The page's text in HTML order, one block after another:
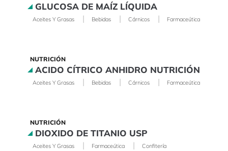
GLUCOSA DE MAÍZ LÍQUIDA
Aceites Y Grasas | Bebidas | Cárnicos | Farmaceútica
NUTRICIÓN
ACIDO CÍTRICO ANHIDRO NUTRICIÓN
Aceites Y Grasas | Bebidas | Cárnicos | Farmaceútica
NUTRICIÓN
DIOXIDO DE TITANIO USP
Aceites Y Grasas | Farmaceútica | Confitería